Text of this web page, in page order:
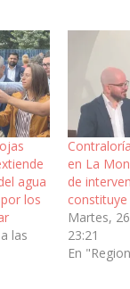
agua
los
las
en La
de
Martes,
23:21
En